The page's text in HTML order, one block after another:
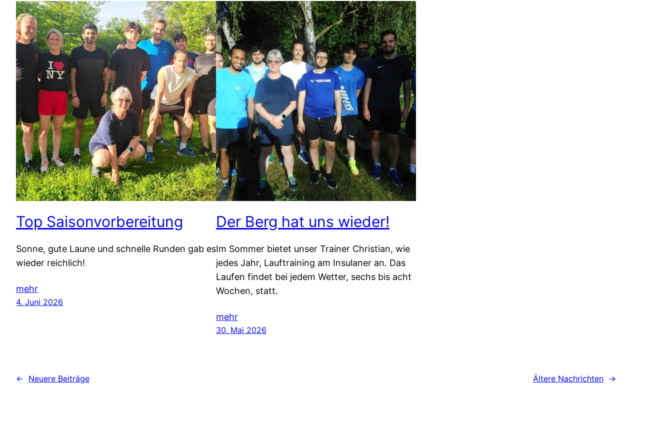
Top Saisonvorbereitung
Sonne, gute Laune und schnelle Runden gab es
wieder reichlich!
mehr
4. Juni 2026
Der Berg hat uns wieder!
Im Sommer bietet unser Trainer Christian, wie
jedes Jahr, Lauftraining am Insulaner an. Das
Laufen findet bei jedem Wetter, sechs bis acht
Wochen, statt.
mehr
30. Mai 2026
← Neuere Beiträge Ältere Nachrichten →